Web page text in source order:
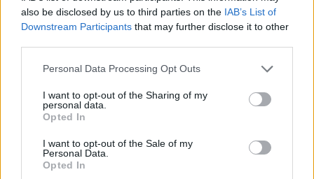
also be disclosed by us to third parties on the IAB’s List of
Downstream Participants that may further disclose it to other
Personal Data Processing Opt Outs
I want to opt-out of the Sharing of my
personal data.
Opted In
I want to opt-out of the Sale of my
Personal Data.
Opted In
Ουγγαρία
08/08/2026 - 10:26 ΕΝΕΡΓΕΙΑ
Ελληνική Αναπτυξιακή Τράπεζα: Με «προίκα» 2
δισ. ευρώ ανοίγει δρόμο για δάνεια έως 5 δισ. σε
08/08/2026 - 11:22 ΤΡΑΠΕΖΕΣ
Χρηματιστήριο Αθηνών: Εβδομαδιαία άνοδος
1,76%, κέρδη 23,31% από τις αρχές του έτους
08/08/2026 - 12:36 ΟΙΚΟΝΟΜΙΑ